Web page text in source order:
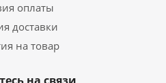
оплаты
доставки
на товар